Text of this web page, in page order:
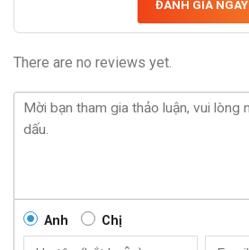
ĐÁNH GIÁ NGAY
There are no reviews yet.
Anh Chị